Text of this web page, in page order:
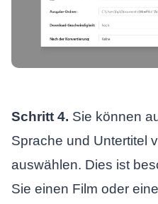
Schritt 4. Sie können
Sprache und Untertitel
auswählen. Dies ist
Sie einen Film oder